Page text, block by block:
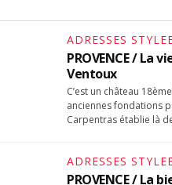
ADRESSES
PROVENCE / La
Ventoux
C’est un château
anciennes fondations
Carpentras établie là
ADRESSES
PROVENCE / La